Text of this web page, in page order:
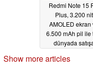
Redmi Note 15
Plus, 3.200 nit
AMOLED ekran
6.500 mAh pil ile
dünyada
Show more articles